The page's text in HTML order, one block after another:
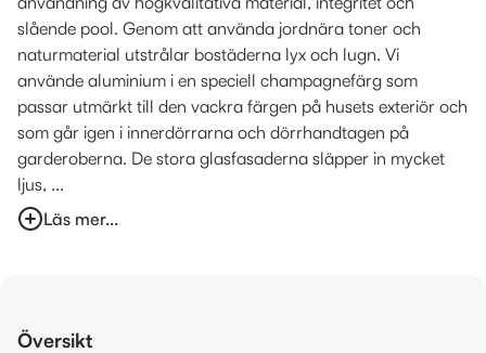
slående pool. Genom att använda jordnära toner och
naturmaterial utstrålar bostäderna lyx och lugn. Vi
använde aluminium i en speciell champagnefärg som
passar utmärkt till den vackra färgen på husets exteriör och
som går igen i innerdörrarna och dörrhandtagen på
garderoberna. De stora glasfasaderna släpper in mycket
ljus, ...
Läs mer...
Översikt